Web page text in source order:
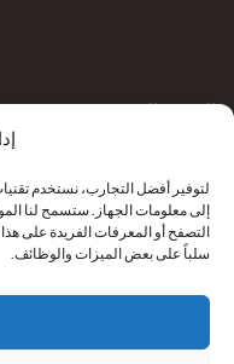
لتوفير أفضل التجارب، نستخدم
إلى معلومات الجهاز. ستسمح لنا
التصفح أو المعرفات الفريدة على
سلباً على بعض الميزات والوظائف.
المدونة السريرية